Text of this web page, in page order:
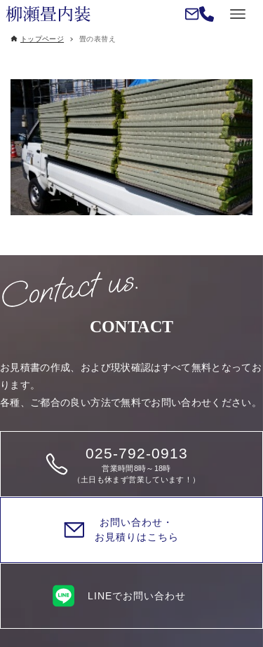
トップページ 畳の表替え
CONTACT
お見積書の作成、および現状確認はすべて無料となってお
ります。
各種、ご都合の良い方法で無料でお問い合わせください。
025-792-0913
営業時間8時～18時
（土日も休まず営業しています！）
お問い合わせ・
お見積りはこちら
LINEでお問い合わせ